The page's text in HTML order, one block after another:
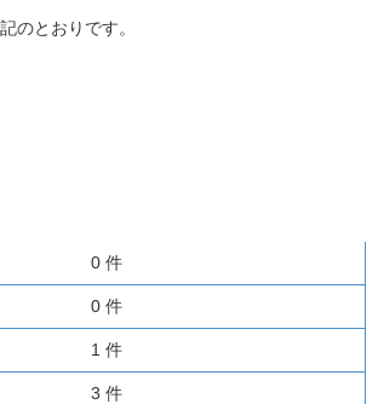
のとおりです。
0 件
0 件
1 件
3 件